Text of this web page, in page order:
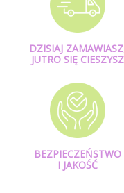
DZISIAJ
JUTRO SIĘ CIESZYSZ
BEZPIECZEŃSTWO
I JAKOŚĆ